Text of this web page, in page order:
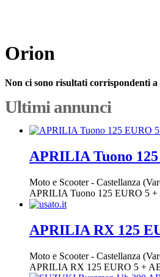
Orion
Non ci sono risultati corrispondenti
Ultimi annunci
APRILIA Tuono
Moto e Scooter- Castellanza
APRILIA Tuono 125 EURO 5
APRILIA RX 125
Moto e Scooter- Castellanza
APRILIA RX 125 EURO 5 +